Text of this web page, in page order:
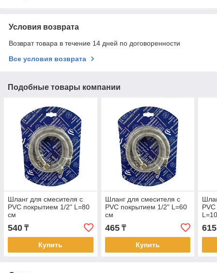
Условия возврата
Возврат товара в течение 14 дней по договоренности
Все условия возврата
Подобные товары компании
Шланг для смесителя с
PVC покрытием 1/2" L=80
см
540 ₸
Купить
Шланг для смесителя с
PVC покрытием 1/2" L=60
см
465₸
Купить
615